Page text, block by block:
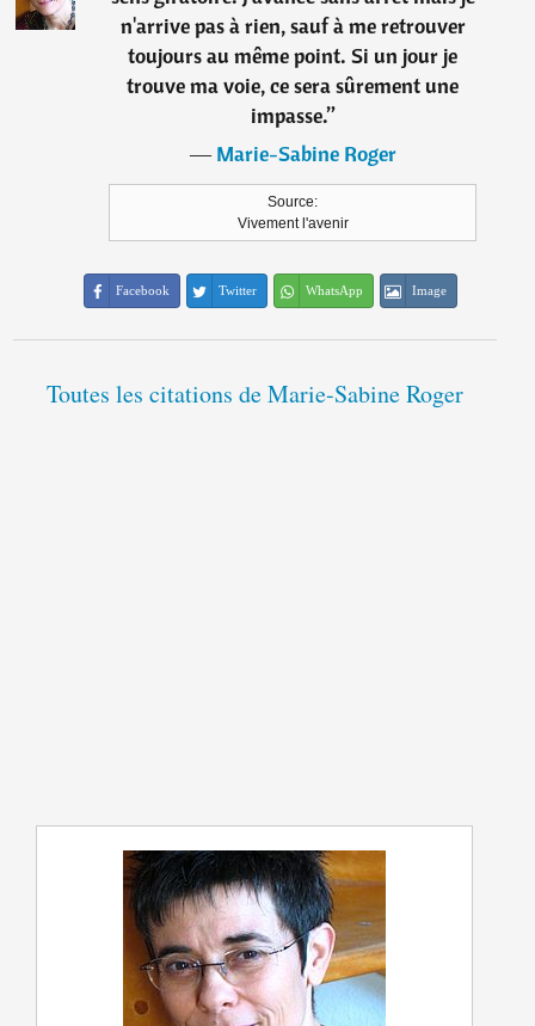
n'arrive pas à rien, sauf à me retrouver
toujours au même point. Si un jour je
trouve ma voie, ce sera sûrement une
impasse.”
―Marie-Sabine Roger
Source:
Vivement l'avenir
Facebook Twitter WhatsApp Image
Toutes les citations de Marie-Sabine Roger